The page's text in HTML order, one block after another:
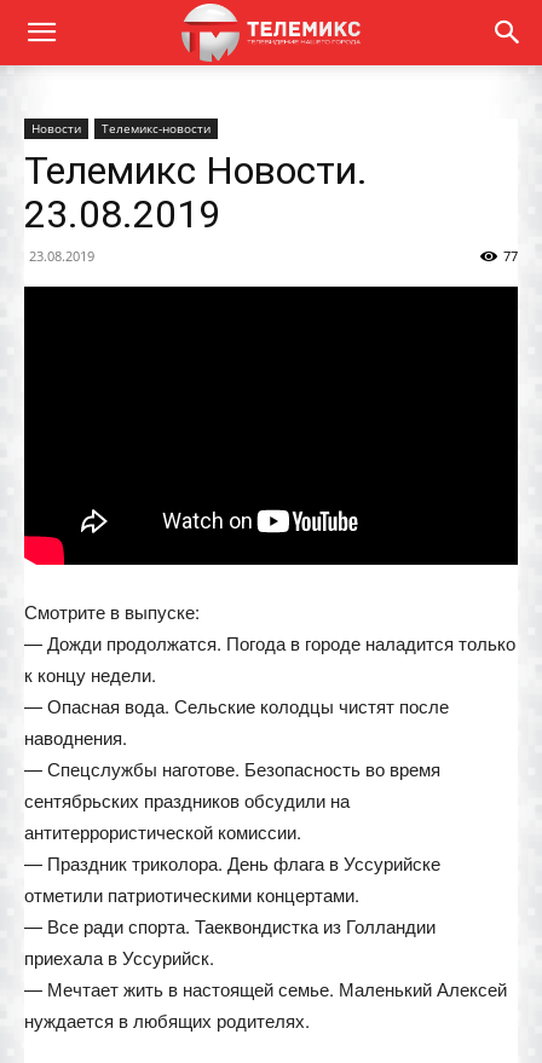
Новости Телемикс-новости
Телемикс Новости.
23.08.2019
23.08.2019 77
Смотрите в выпуске:
— Дожди продолжатся. Погода в городе наладится только
к концу недели.
— Опасная вода. Сельские колодцы чистят после
наводнения.
— Спецслужбы наготове. Безопасность во время
сентябрьских праздников обсудили на
антитеррористической комиссии.
— Праздник триколора. День флага в Уссурийске
отметили патриотическими концертами.
— Все ради спорта. Таеквондистка из Голландии
приехала в Уссурийск.
— Мечтает жить в настоящей семье. Маленький Алексей
нуждается в любящих родителях.